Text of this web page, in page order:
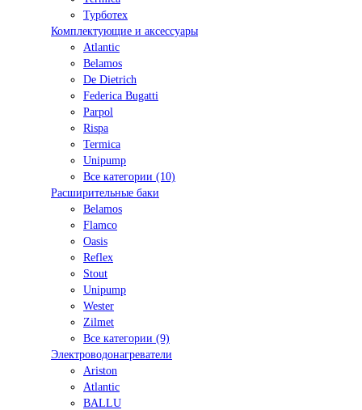
Турботех
Комплектующие и аксессуары
Atlantic
Belamos
De Dietrich
Federica Bugatti
Parpol
Rispa
Termica
Unipump
Все категории (10)
Расширительные баки
Belamos
Flamco
Oasis
Reflex
Stout
Unipump
Wester
Zilmet
Все категории (9)
Электроводонагреватели
Ariston
Atlantic
BALLU